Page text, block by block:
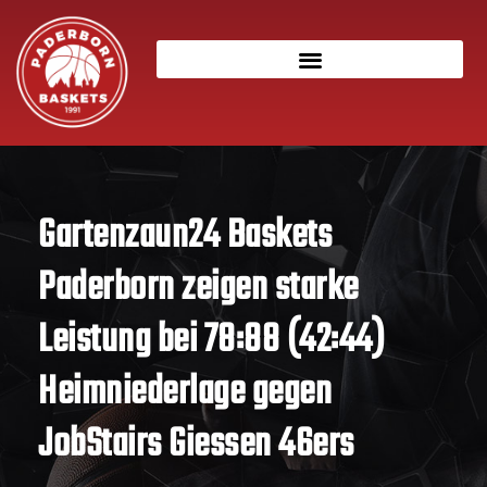
Gartenzaun24 Baskets
Paderborn zeigen starke
Leistung bei 78:88 (42:44)
Heimniederlage gegen
JobStairs Giessen 46ers